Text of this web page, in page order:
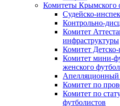
Комитеты Крымского
Судейско-
Контрольно-
Комитет
инфраструктуры
Комитет
Комитет мини-
женского
Апелляционный
Комитет по
Комитет по
футболистов